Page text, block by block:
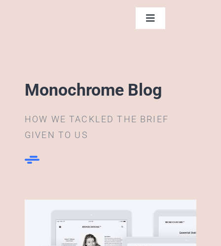
Toggle
Monochrome Blog
HOW WE TACKLED THE BRIEF
GIVEN TO US